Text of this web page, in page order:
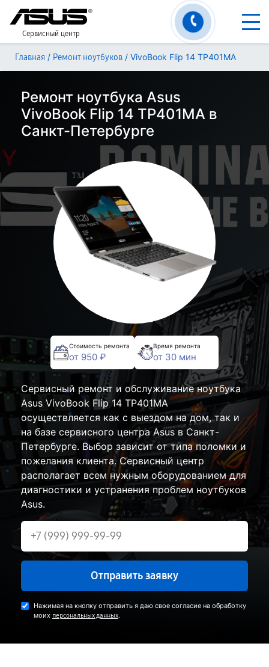
Сервисный центр
Главная / Ремонт ноутбуков / VivoBook Flip 14 TP401MA
Ремонт ноутбука Asus
VivoBook Flip 14 TP401MA в
Санкт-Петербурге
Стоимость ремонта
от 950 ₽
Время ремонта
от 30 мин
Сервисный ремонт и обслуживание ноутбука
Asus VivoBook Flip 14 TP401MA
осуществляется как с выездом на дом, так и
на базе сервисного центра Asus в Санкт-
Петербурге. Выбор зависит от типа поломки и
пожелания клиента. Сервисный центр
располагает всем нужным оборудованием для
диагностики и устранения проблем ноутбуков
Asus.
Отправить заявку
Нажимая на кнопку отправить я даю свое согласие на обработку
моих персональных данных.